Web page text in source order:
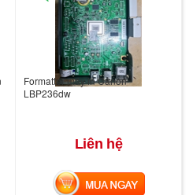
Formatter máy in Canon
LBP236dw
Liên hệ
MUA NGAY